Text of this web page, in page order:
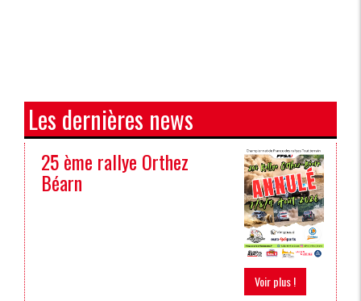
Les dernières news
25 ème rallye Orthez
Béarn
Voir plus !